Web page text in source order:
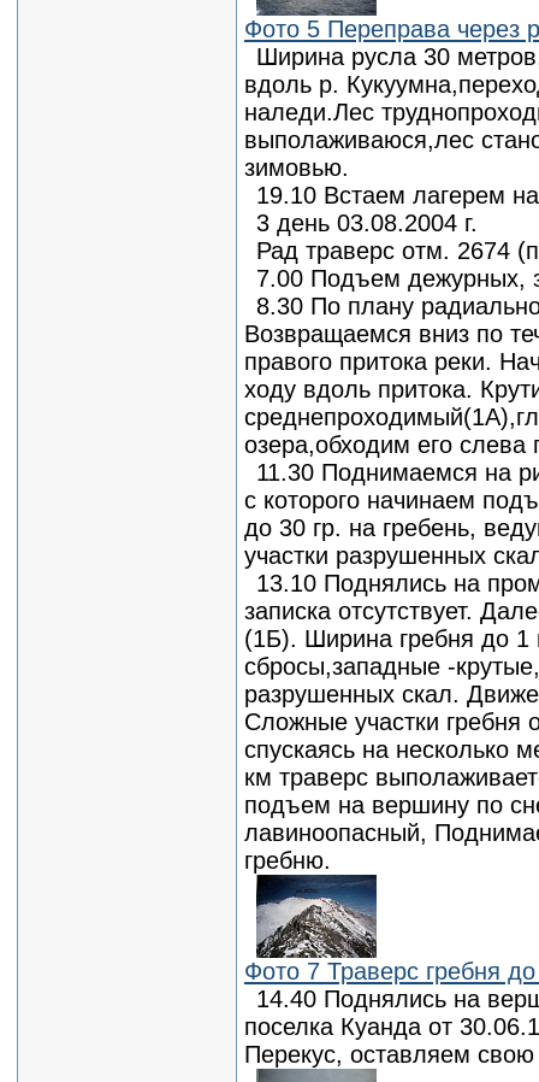
Фото 5 Переправа через
Ширина русла 30
вдоль р.
наледи.Лес
выполаживаюся,лес
зимовью.
19.10 Встаем лагерем
3 день 03.08.2004 г.
Рад траверс отм. 2674
7.00 Подъем дежурных,
8.30 По плану
Возвращаемся вниз по
правого притока реки.
ходу вдоль притока.
озера,обходим его слева
11.30 Поднимаемся на
с которого начинаем
до 30 гр. на гребень,
участки разрушенных
13.10 Поднялись на
записка отсутствует.
(1Б). Ширина гребня до 1
сбросы,западные -
разрушенных скал.
Сложные участки гребня
спускаясь на несколько
км траверс
подъем на вершину по
лавиноопасный,
гребню.
Фото 7 Траверс гребня
14.40 Поднялись на
поселка Куанда от
Перекус, оставляем